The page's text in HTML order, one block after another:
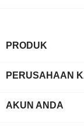
PRODUK
PERUSAHAAN
AKUN ANDA